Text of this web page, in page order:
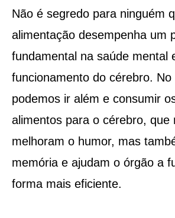
Não é segredo para ninguém
alimentação desempenha um
fundamental na saúde mental
funcionamento do cérebro. No
podemos ir além e consumir
alimentos para o cérebro, que
melhoram o humor, mas
memória e ajudam o órgão a
forma mais eficiente.